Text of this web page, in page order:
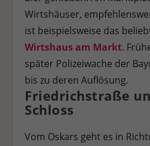
Wirtshäuser,
ist beispielsweise das
Wirtshaus am Markt.
später Polizeiwache der
bis zu deren Auflösung.
Friedrichstraße
Schloss
Vom Oskars geht es in